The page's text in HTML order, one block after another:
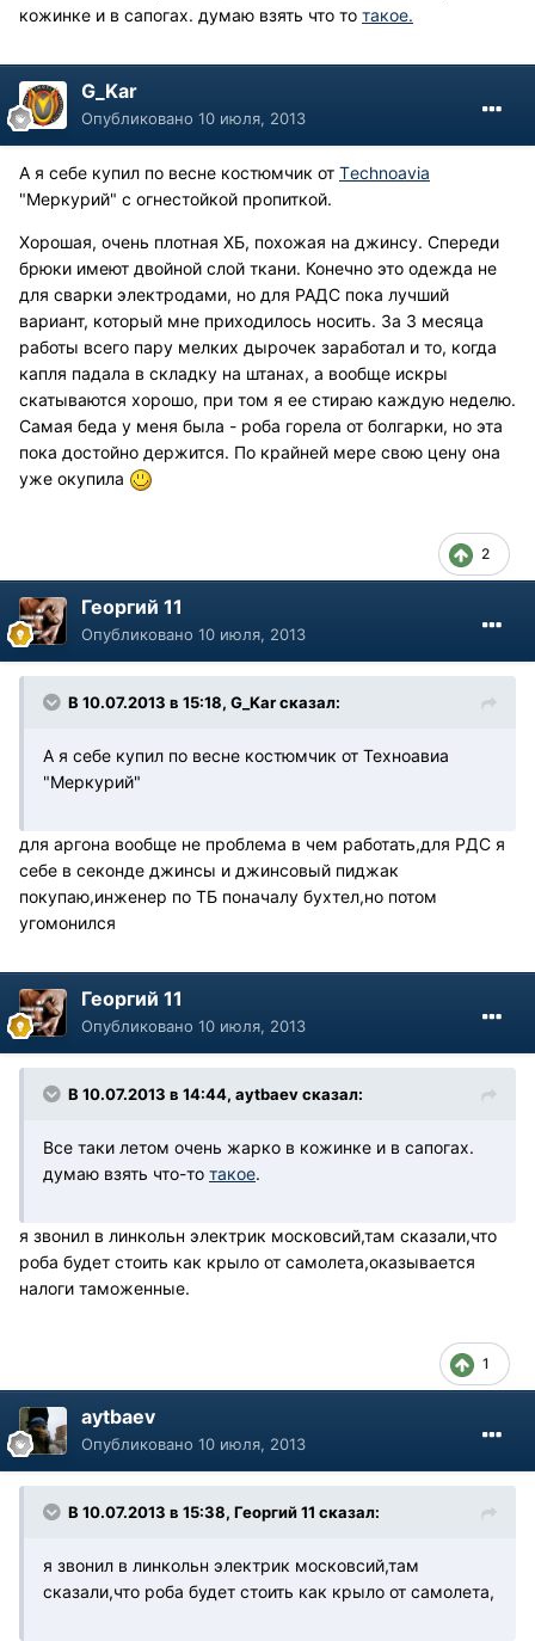
кожинке и в сапогах. думаю взять что то тaкоe.
G_Kar
Опубликовано 10 июля, 2013
А я себе купил по весне костюмчик от Тechnoavia
"Меркурий" с огнестойкой пропиткой.
Хорошая, очень плотная ХБ, похожая на джинсу. Спереди
брюки имеют двойной слой ткани. Конечно это одежда не
для сварки электродами, но для РАДС пока лучший
вариант, который мне приходилось носить. За 3 месяца
работы всего пару мелких дырочек заработал и то, когда
капля падала в складку на штанах, а вообще искры
скатываются хорошо, при том я ее стираю каждую неделю.
Самая беда у меня была - роба горела от болгарки, но эта
пока достойно держится. По крайней мере свою цену она
уже окупила
2
Георгий 11
Опубликовано 10 июля, 2013
В 10.07.2013 в 15:18, G_Kar сказал:
А я себе купил по весне костюмчик от Техноавиа
"Меркурий"
для аргона вообще не проблема в чем работать,для РДС я
себе в секонде джинсы и джинсовый пиджак
покупаю,инженер по ТБ поначалу бухтел,но потом
угомонился
Георгий 11
Опубликовано 10 июля, 2013
В 10.07.2013 в 14:44, aytbaev сказал:
Все таки летом очень жарко в кожинке и в сапогах.
думаю взять что-то такое.
я звонил в линкольн электрик московсий,там сказали,что
роба будет стоить как крыло от самолета,оказывается
налоги таможенные.
1
aytbaev
Опубликовано 10 июля, 2013
В 10.07.2013 в 15:38, Георгий 11 сказал:
я звонил в линкольн электрик московсий,там
сказали,что роба будет стоить как крыло от самолета,